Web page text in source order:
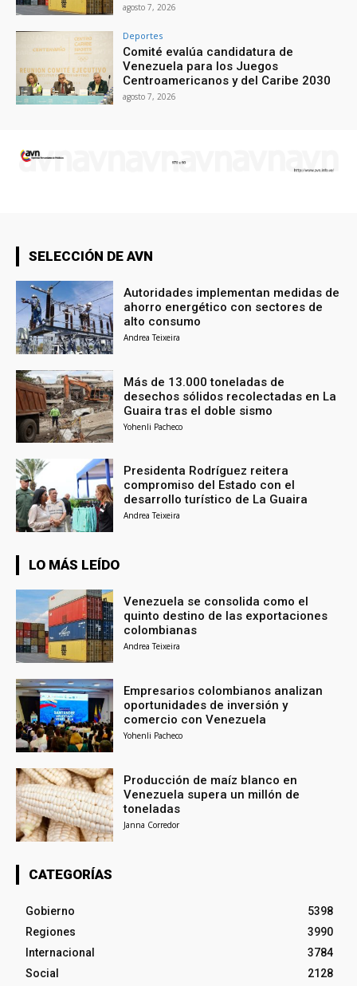
agosto 7, 2026
Deportes
Comité evalúa candidatura de
Venezuela para los Juegos
Centroamericanos y del Caribe 2030
agosto 7, 2026
SELECCIÓN DE AVN
Autoridades implementan medidas de
ahorro energético con sectores de
alto consumo
Andrea Teixeira
Más de 13.000 toneladas de
desechos sólidos recolectadas en La
Guaira tras el doble sismo
Yohenli Pacheco
Presidenta Rodríguez reitera
compromiso del Estado con el
desarrollo turístico de La Guaira
Andrea Teixeira
LO MÁS LEÍDO
Venezuela se consolida como el
quinto destino de las exportaciones
colombianas
Andrea Teixeira
Empresarios colombianos analizan
oportunidades de inversión y
comercio con Venezuela
Yohenli Pacheco
Producción de maíz blanco en
Venezuela supera un millón de
toneladas
Janna Corredor
CATEGORÍAS
Gobierno
5398
Regiones
3990
Internacional
3784
Social
2128